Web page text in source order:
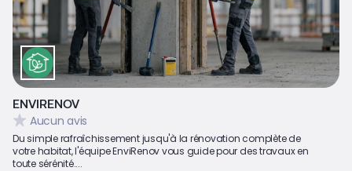
ENVIRENOV
Aucun avis
Du simple rafraîchissement jusqu'à la rénovation complète de
votre habitat, l'équipe EnviRenov vous guide pour des travaux en
toute sérénité....